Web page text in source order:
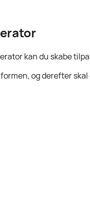
kan du skabe
og derefter